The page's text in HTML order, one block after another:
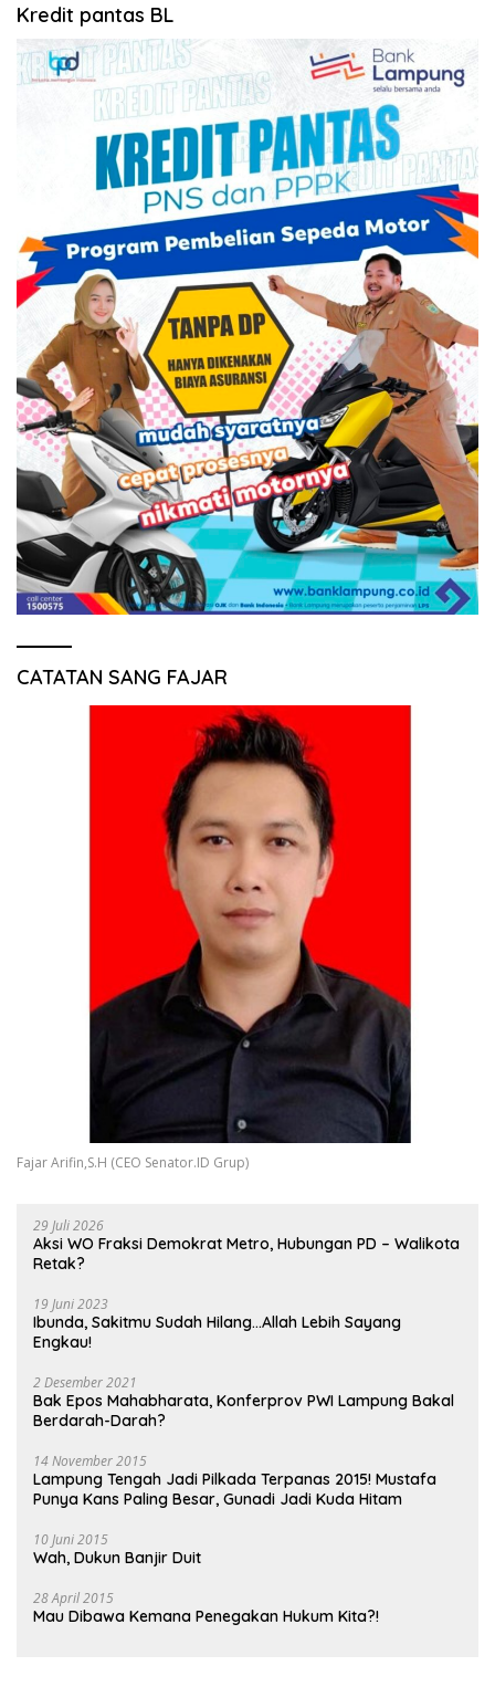
Kredit pantas BL
CATATAN SANG FAJAR
Fajar Arifin,S.H (CEO Senator.ID Grup)
29 Juli 2026
Aksi WO Fraksi Demokrat Metro, Hubungan PD – Walikota
Retak?
19 Juni 2023
Ibunda, Sakitmu Sudah Hilang…Allah Lebih Sayang
Engkau!
2 Desember 2021
Bak Epos Mahabharata, Konferprov PWI Lampung Bakal
Berdarah-Darah?
14 November 2015
Lampung Tengah Jadi Pilkada Terpanas 2015! Mustafa
Punya Kans Paling Besar, Gunadi Jadi Kuda Hitam
10 Juni 2015
Wah, Dukun Banjir Duit
28 April 2015
Mau Dibawa Kemana Penegakan Hukum Kita?!